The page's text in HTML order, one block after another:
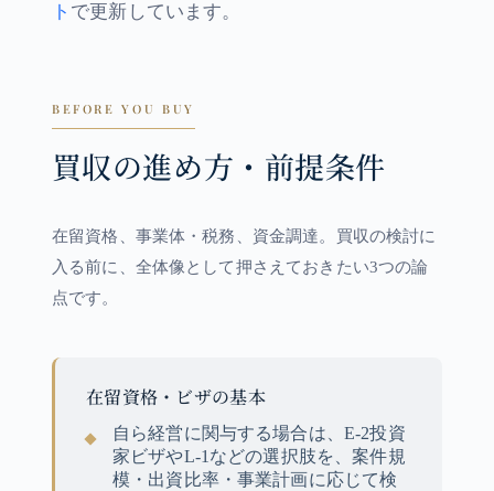
ト で更新しています。
BEFORE YOU BUY
買収の進め方・前提条件
在留資格、事業体・税務、資金調達。買収の検討に
入る前に、全体像として押さえておきたい3つの論
点です。
在留資格・ビザの基本
自ら経営に関与する場合は、E-2投資
家ビザやL-1などの選択肢を、案件規
模・出資比率・事業計画に応じて検